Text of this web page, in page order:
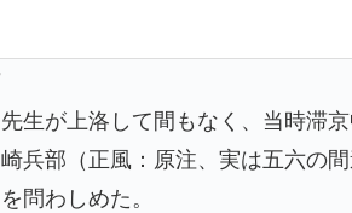
先生が上洛して間もなく、当時滞
崎兵部（正風：原注、実は五六の
を問わしめた。